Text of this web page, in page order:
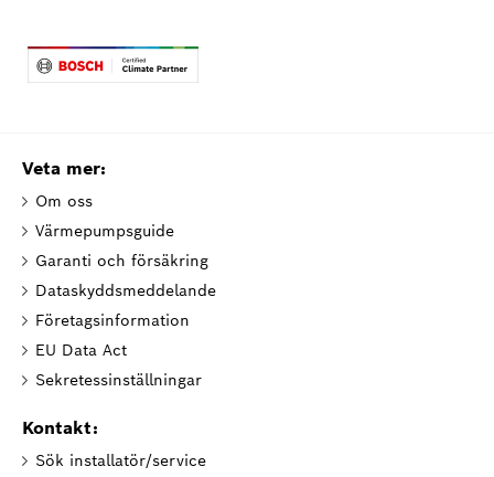
Veta mer:
Om oss
Värmepumpsguide
Garanti och försäkring
Dataskyddsmeddelande
Företagsinformation
EU Data Act
Sekretessinställningar
Kontakt:
Sök installatör/service